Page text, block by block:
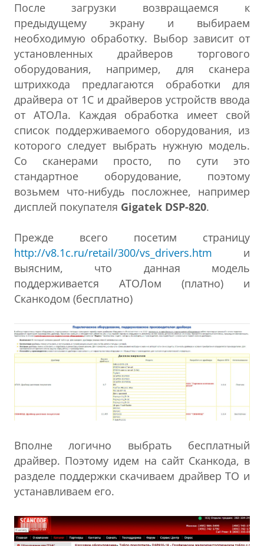
После загрузки возвращаемся к
предыдущему экрану и выбираем
необходимую обработку. Выбор зависит от
установленных драйверов торгового
оборудования, например, для сканера
штрихкода предлагаются обработки для
драйвера от 1С и драйверов устройств ввода
от АТОЛа. Каждая обработка имеет свой
список поддерживаемого оборудования, из
которого следует выбрать нужную модель.
Со сканерами просто, по сути это
стандартное оборудование, поэтому
возьмем что-нибудь посложнее, например
дисплей покупателя Gigatek DSP-820.
Прежде всего посетим страницу
http://v8.1c.ru/retail/300/vs_drivers.htm и
выясним, что данная модель
поддерживается АТОЛом (платно) и
Сканкодом (бесплатно)
Вполне логично выбрать бесплатный
драйвер. Поэтому идем на сайт Сканкода, в
разделе поддержки скачиваем драйвер ТО и
устанавливаем его.